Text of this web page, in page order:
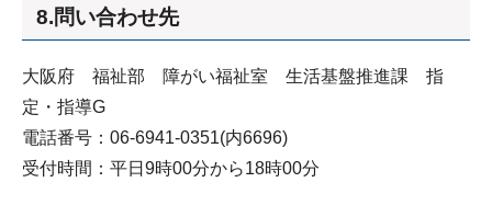
8.問い合わせ先
大阪府 福祉部 障がい福祉室 生活基盤推進課 指
定・指導G
電話番号：06-6941-0351(内6696)
受付時間：平日9時00分から18時00分